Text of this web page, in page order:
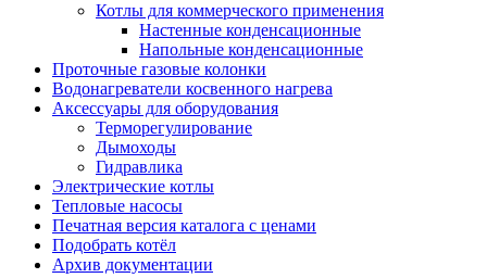
Котлы для коммерческого применения
Настенные конденсационные
Напольные конденсационные
Проточные газовые колонки
Водонагреватели косвенного нагрева
Аксессуары для оборудования
Терморегулирование
Дымоходы
Гидравлика
Электрические котлы
Тепловые насосы
Печатная версия каталога с ценами
Подобрать котёл
Архив документации